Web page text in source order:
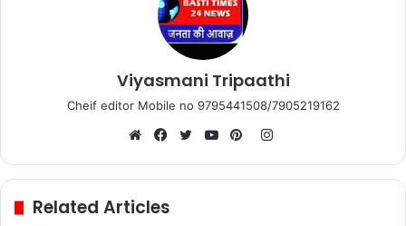
Viyasmani Tripaathi
Cheif editor Mobile no 9795441508/7905219162
Instagram
Related Articles